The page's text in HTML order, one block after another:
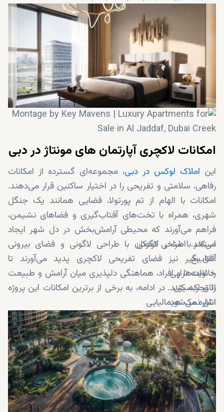
امکانات لاکچری آپارتمان‌ های مونتاژ در دبی
این املاک لوکس در دبی، مجموعه‌ای گسترده از امکانات
رفاهی، سلامتی و تفریحی را در اختیار ساکنین قرار می‌دهند.
امکانات با الهام از تم پورتولا، فضایی همانند یک جنگل
شهری، همراه با تخت‌های آفتاب‌گیری و فضاهای نشیمن،
فراهم می‌آورند که محیطی آرامش‌بخش در دل شهر ایجاد
می‌کند. استخر کودکان با طراحی لاگونی و فضای بیرونی
آفتاب‌گیر نیز فضای تفریحی لاکچری پدید می‌آورند تا
خانواده‌ها و افراد، هماهنگی دلپذیری میان آرامش و طبیعت
را تجربه کنند. در ادامه، به برخی از برترین امکانات این پروژه
اشاره می‌شود:
استخر با طراحی لاگونی
اتاق یخ
رد لایت تراپی
اتاق اکسیژن
اتاق نمک هیمالیایی
کلد پلانج تراپی
سالن پیلاتس و یوگا
باشگاه ورزشی مجهز
زمین بازی کودکان
مسیرهای پیاده‌روی و دویدن
سالن کنفرانس
فضای مخصوص باربیکیو